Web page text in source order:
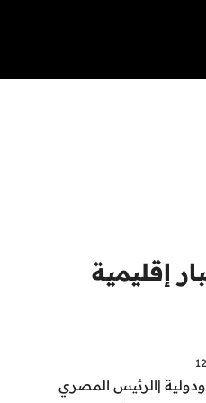
إقليمية
ودولية |الرئيس المصري